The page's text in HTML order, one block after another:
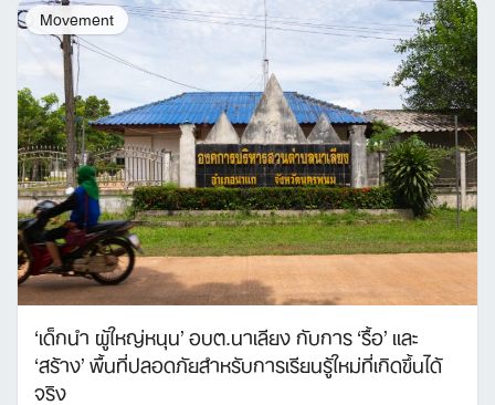
Movement
‘เด็กนำ ผู้ใหญ่หนุน’ อบต.นาเลียง กับการ ‘รื้อ’ และ
‘สร้าง’ พื้นที่ปลอดภัยสำหรับการเรียนรู้ใหม่ที่เกิดขึ้นได้
จริง